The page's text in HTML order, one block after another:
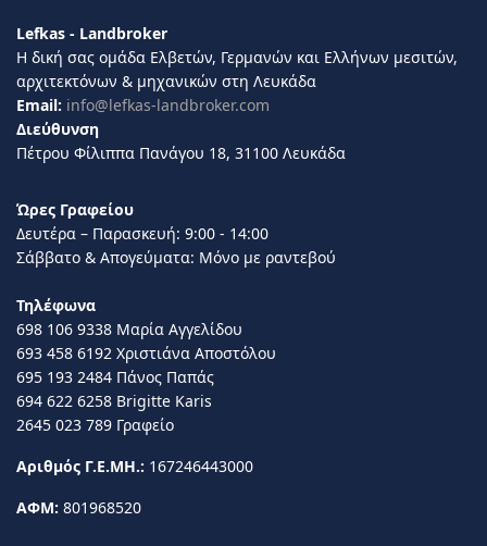
Lefkas - Landbroker
Η δική σας ομάδα Ελβετών, Γερμανών και Ελλήνων μεσιτών,
αρχιτεκτόνων & μηχανικών στη Λευκάδα
Email: info@lefkas-landbroker.com
Διεύθυνση
Πέτρου Φίλιππα Πανάγου 18, 31100 Λευκάδα
Ώρες Γραφείου
Δευτέρα – Παρασκευή: 9:00 - 14:00
Σάββατο & Απογεύματα: Μόνο με ραντεβού
Τηλέφωνα
698 106 9338 Μαρία Αγγελίδου
693 458 6192 Χριστιάνα Αποστόλου
695 193 2484 Πάνος Παπάς
694 622 6258 Brigitte Karis
2645 023 789 Γραφείο
Αριθμός Γ.Ε.ΜΗ.: 167246443000
ΑΦΜ: 801968520